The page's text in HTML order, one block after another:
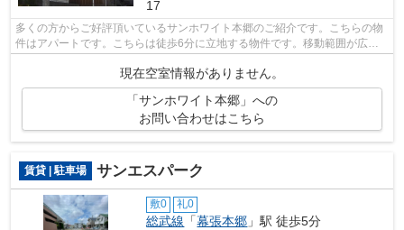
17
多くの方からご好評頂いているサンホワイト本郷のご紹介です。こちらの物
件はアパートです。こちらは徒歩6分に立地する物件です。移動範囲が広が
現在空室情報がありません。
「サンホワイト本郷」への
お問い合わせはこちら
賃貸 | 駐車場 サンエスパーク
敷0 礼0
総武線 「幕張本郷 」駅 徒歩5分